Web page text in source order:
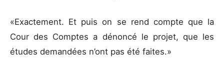
«Exactement. Et puis on se rend compte que la
Cour des Comptes a dénoncé le projet, que les
études demandées n’ont pas été faites.»